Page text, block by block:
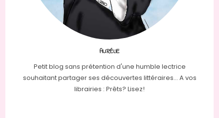
AURÉLIE
Petit blog sans prétention d'une humble lectrice
souhaitant partager ses découvertes littéraires... A vos
librairies : Prêts? Lisez!